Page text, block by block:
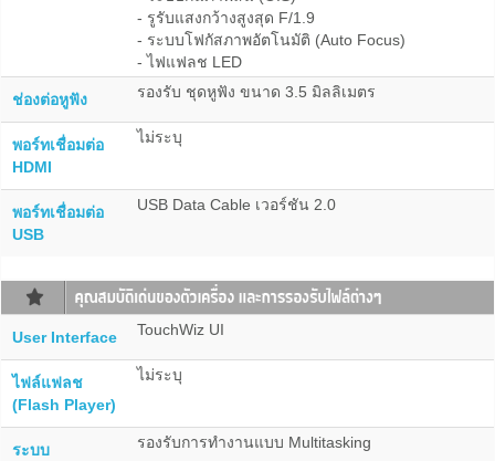
- รูรับแสงกว้างสูงสุด F/1.9
- ระบบโฟกัสภาพอัตโนมัติ (Auto Focus)
- ไฟแฟลช LED
ช่องต่อหูฟัง รองรับ ชุดหูฟัง ขนาด 3.5 มิลลิเมตร
พอร์ทเชื่อมต่อ
HDMI
ไม่ระบุ
พอร์ทเชื่อมต่อ
USB
USB Data Cable เวอร์ชัน 2.0
User Interface TouchWiz UI
ไฟล์แฟลช
(Flash Player)
ไม่ระบุ
ระบบ
รองรับการทำงานแบบ Multitasking